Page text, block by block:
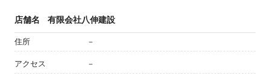
店舗名 有限会社八伸建設
住所 －
アクセス －